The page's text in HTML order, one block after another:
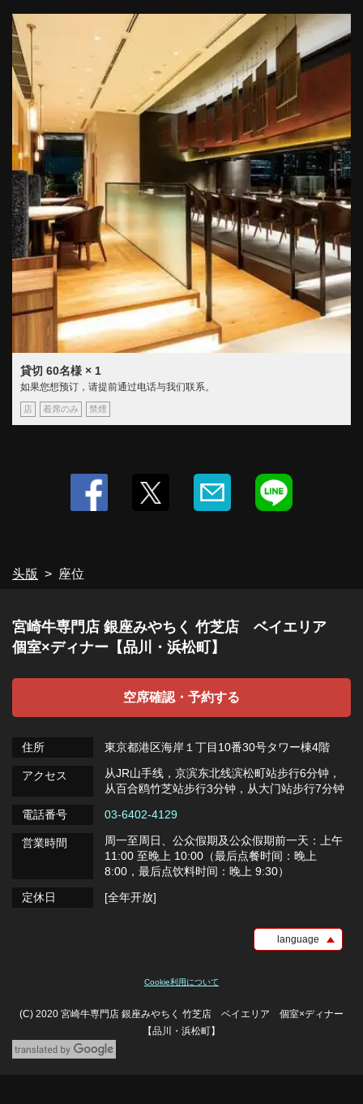
貸切 60名様 × 1
如果您想预订，请提前通过电话与我们联系。
店 着席のみ 禁煙
头版 座位
宮崎牛専門店 銀座みやちく 竹芝店 ベイエリア
個室×ディナー【品川・浜松町】
空席確認・予約する
住所 東京都港区海岸１丁目10番30号タワー棟4階
アクセス
从JR山手线，京滨东北线滨松町站步行6分钟，
从百合鸥竹芝站步行3分钟，从大门站步行7分钟
電話番号
03-6402-4129
営業時間
周一至周日、公众假期及公众假期前一天：上午
11:00 至晚上 10:00（最后点餐时间：晚上
8:00，最后点饮料时间：晚上 9:30）
定休日
[全年开放]
language
Cookie利用について
(C) 2020 宮崎牛専門店 銀座みやちく 竹芝店 ベイエリア 個室×ディナー
【品川・浜松町】